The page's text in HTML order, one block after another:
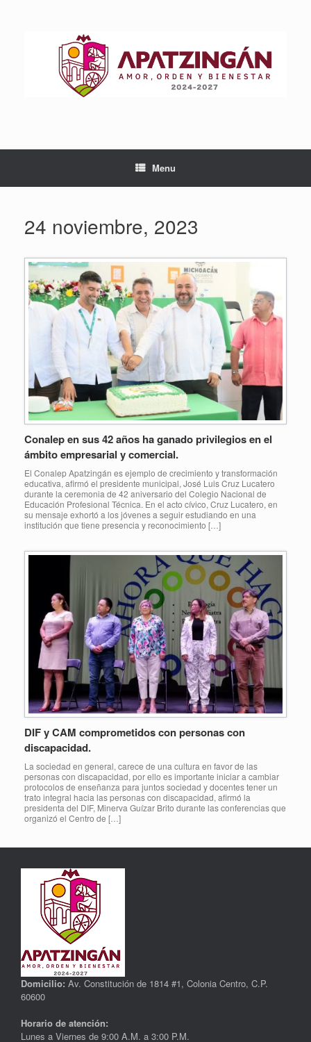
Menu
24 noviembre, 2023
Conalep en sus 42 años ha ganado privilegios en el
ámbito empresarial y comercial.
El Conalep Apatzingán es ejemplo de crecimiento y transformación
educativa, afirmó el presidente municipal, José Luis Cruz Lucatero
durante la ceremonia de 42 aniversario del Colegio Nacional de
Educación Profesional Técnica. En el acto cívico, Cruz Lucatero, en
su mensaje exhortó a los jóvenes a seguir estudiando en una
institución que tiene presencia y reconocimiento […]
DIF y CAM comprometidos con personas con
discapacidad.
La sociedad en general, carece de una cultura en favor de las
personas con discapacidad, por ello es importante iniciar a cambiar
protocolos de enseñanza para juntos sociedad y docentes tener un
trato integral hacia las personas con discapacidad, afirmó la
presidenta del DIF, Minerva Guízar Brito durante las conferencias que
organizó el Centro de […]
Domicilio: Av. Constitución de 1814 #1, Colonia Centro, C.P.
60600
Horario de atención:
Lunes a Viernes de 9:00 A.M. a 3:00 P.M.